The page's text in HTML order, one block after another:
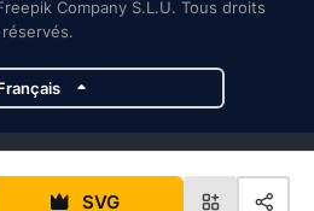
SVG
Company S.L.U. Tous droits
réservés.